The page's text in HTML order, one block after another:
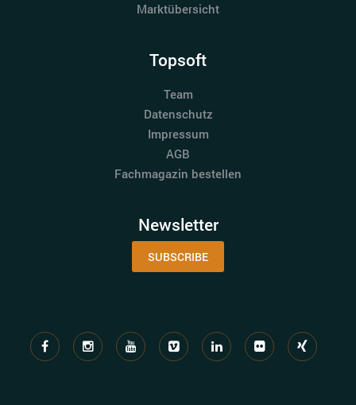
Marktübersicht
Topsoft
Team
Datenschutz
Impressum
AGB
Fachmagazin bestellen
Newsletter
SUBSCRIBE